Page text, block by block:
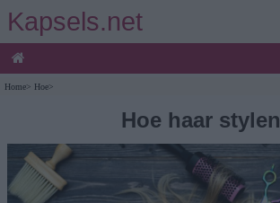
Kapsels.net
Home> Hoe>
Hoe haar stylen